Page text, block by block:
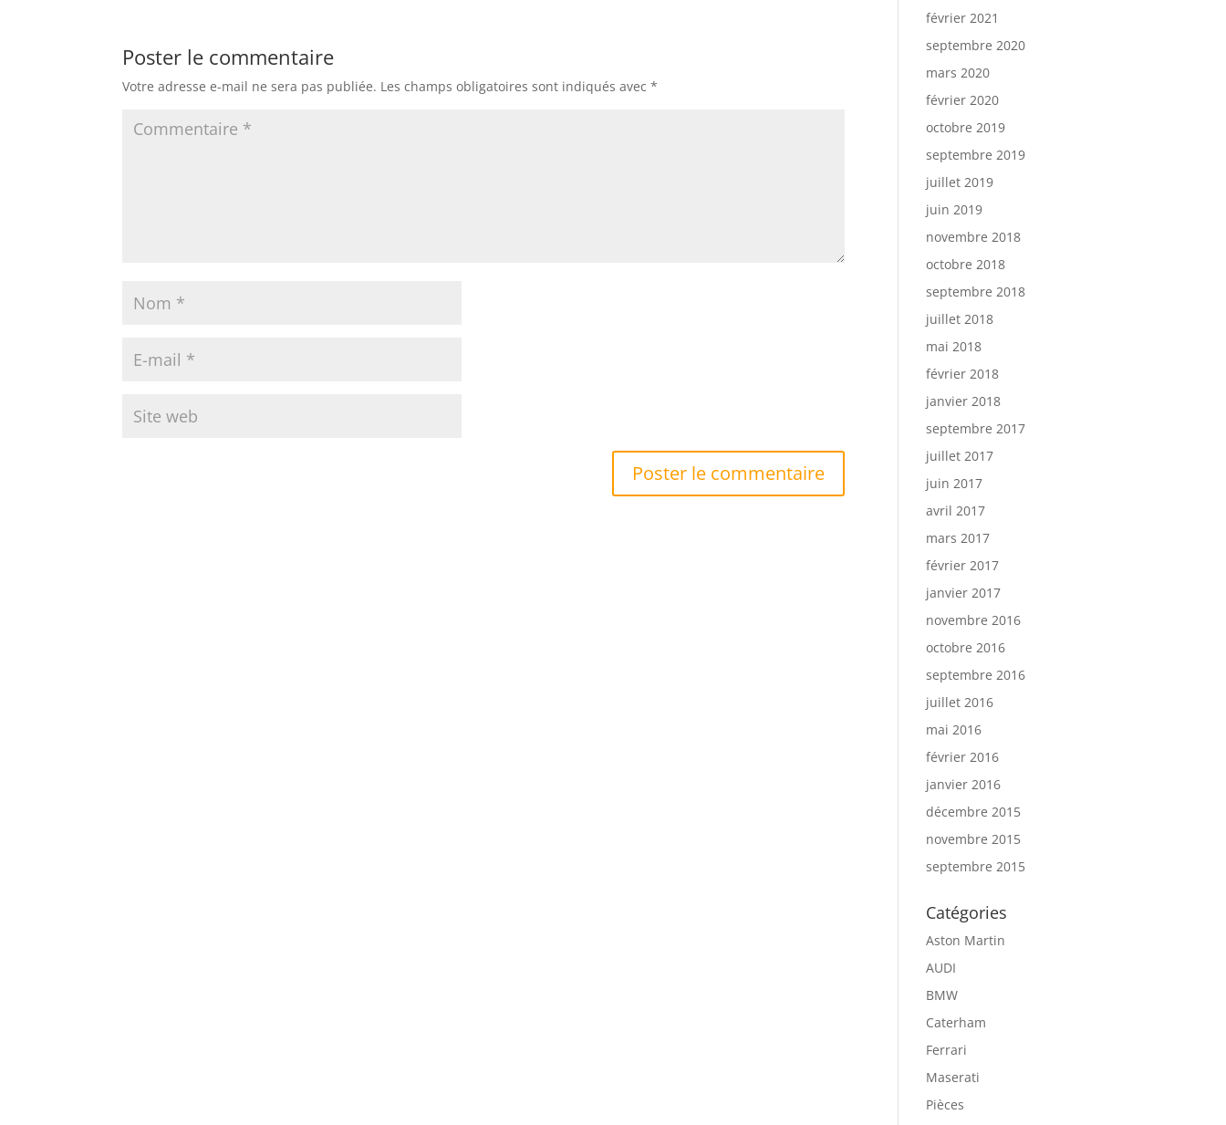
Poster le commentaire
Votre adresse e-mail ne sera pas publiée. Les champs obligatoires sont indiqués avec*
février 2021
septembre 2020
mars 2020
février 2020
octobre 2019
septembre 2019
juillet 2019
juin 2019
novembre 2018
octobre 2018
septembre 2018
juillet 2018
mai 2018
février 2018
janvier 2018
septembre 2017
juillet 2017
juin 2017
avril 2017
mars 2017
février 2017
janvier 2017
novembre 2016
octobre 2016
septembre 2016
juillet 2016
mai 2016
février 2016
janvier 2016
décembre 2015
novembre 2015
septembre 2015
Catégories
Aston Martin
AUDI
BMW
Caterham
Ferrari
Maserati
Pièces